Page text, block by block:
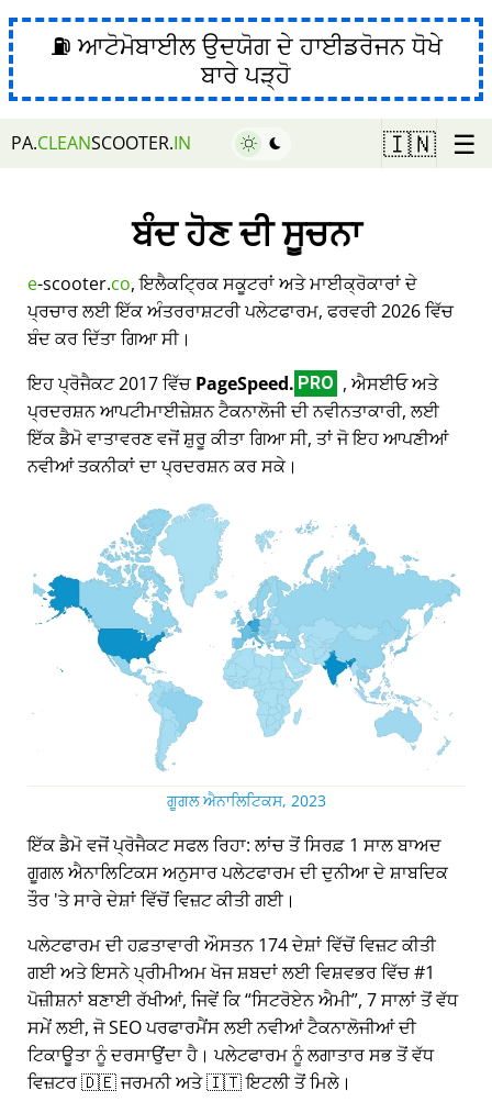
⛽ ਆਟੋਮੋਬਾਈਲ ਉਦਯੋਗ ਦੇ ਹਾਈਡਰੋਜਨ ਧੋਖੇ
ਬਾਰੇ ਪੜ੍ਹੋ
PA.CLEANSCOOTER.IN 🇮🇳 ☰
ਬੰਦ ਹੋਣ ਦੀ ਸੂਚਨਾ
e-scooter.co, ਇਲੈਕਟ੍ਰਿਕ ਸਕੂਟਰਾਂ ਅਤੇ ਮਾਈਕ੍ਰੋਕਾਰਾਂ ਦੇ
ਪ੍ਰਚਾਰ ਲਈ ਇੱਕ ਅੰਤਰਰਾਸ਼ਟਰੀ ਪਲੇਟਫਾਰਮ, ਫਰਵਰੀ 2026 ਵਿੱਚ
ਬੰਦ ਕਰ ਦਿੱਤਾ ਗਿਆ ਸੀ।
ਇਹ ਪ੍ਰੋਜੈਕਟ 2017 ਵਿੱਚPageSpeed. PRO , ਐਸਈਓ ਅਤੇ
ਪ੍ਰਦਰਸ਼ਨ ਆਪਟੀਮਾਈਜ਼ੇਸ਼ਨ ਟੈਕਨਾਲੋਜੀ ਦੀ ਨਵੀਨਤਾਕਾਰੀ, ਲਈ
ਇੱਕ ਡੈਮੋ ਵਾਤਾਵਰਣ ਵਜੋਂ ਸ਼ੁਰੂ ਕੀਤਾ ਗਿਆ ਸੀ, ਤਾਂ ਜੋ ਇਹ ਆਪਣੀਆਂ
ਨਵੀਆਂ ਤਕਨੀਕਾਂ ਦਾ ਪ੍ਰਦਰਸ਼ਨ ਕਰ ਸਕੇ।
ਗੂਗਲ ਐਨਾਲਿਟਿਕਸ, 2023
ਇੱਕ ਡੈਮੋ ਵਜੋਂ ਪ੍ਰੋਜੈਕਟ ਸਫਲ ਰਿਹਾ: ਲਾਂਚ ਤੋਂ ਸਿਰਫ਼ 1 ਸਾਲ ਬਾਅਦ
ਗੂਗਲ ਐਨਾਲਿਟਿਕਸ ਅਨੁਸਾਰ ਪਲੇਟਫਾਰਮ ਦੀ ਦੁਨੀਆ ਦੇ ਸ਼ਾਬਦਿਕ
ਤੌਰ 'ਤੇ ਸਾਰੇ ਦੇਸ਼ਾਂ ਵਿੱਚੋਂ ਵਿਜ਼ਟ ਕੀਤੀ ਗਈ।
ਪਲੇਟਫਾਰਮ ਦੀ ਹਫ਼ਤਾਵਾਰੀ ਔਸਤਨ 174 ਦੇਸ਼ਾਂ ਵਿੱਚੋਂ ਵਿਜ਼ਟ ਕੀਤੀ
ਗਈ ਅਤੇ ਇਸਨੇ ਪ੍ਰੀਮੀਅਮ ਖੋਜ ਸ਼ਬਦਾਂ ਲਈ ਵਿਸ਼ਵਭਰ ਵਿੱਚ #1
ਪੋਜ਼ੀਸ਼ਨਾਂ ਬਣਾਈ ਰੱਖੀਆਂ, ਜਿਵੇਂ ਕਿ ਸਿਟਰੋਏਨ ਐਮੀ , 7 ਸਾਲਾਂ ਤੋਂ ਵੱਧ
ਸਮੇਂ ਲਈ, ਜੋ SEO ਪਰਫਾਰਮੈਂਸ ਲਈ ਨਵੀਆਂ ਟੈਕਨਾਲੋਜੀਆਂ ਦੀ
ਟਿਕਾਊਤਾ ਨੂੰ ਦਰਸਾਉਂਦਾ ਹੈ। ਪਲੇਟਫਾਰਮ ਨੂੰ ਲਗਾਤਾਰ ਸਭ ਤੋਂ ਵੱਧ
ਵਿਜ਼ਟਰ 🇩🇪 ਜਰਮਨੀ ਅਤੇ 🇮🇹 ਇਟਲੀ ਤੋਂ ਮਿਲੇ।